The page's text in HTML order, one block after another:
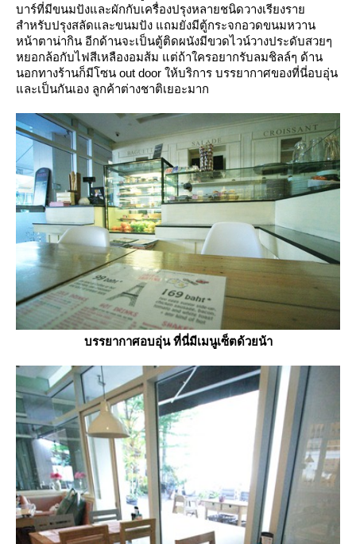
บาร์ที่มีขนมปังและผักกับเครื่องปรุงหลายชนิดวางเรียงรา
สำหรับปรุงสลัดและขนมปัง แถมยังมีตู้กระจกอวดขนมหวาน
หน้าตาน่ากิน อีกด้านจะเป็นตู้ติดผนังมีขวดไวน์วางประดับสวยๆ
หยอกล้อกับไฟสีเหลืองอมส้ม แต่ถ้าใครอยากรับลมชิลล์ๆ ด้าน
นอกทางร้านก็มีโซน out door ให้บริการ บรรยากาศของที่นี่อบอุ่น
ละเป็นกันเอง ลูกค้าต่างชาติเยอะมาก
บรรยากาศอบอุ่น ที่นี่มีเมนูเซ็ตด้วยน้า